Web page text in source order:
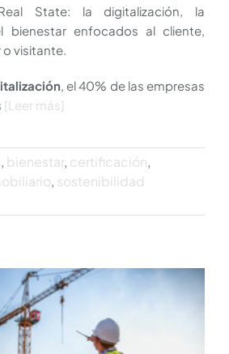
State: la digitalización, la
bienestar enfocados al cliente,
visitante.
, el 40% de las empresas
[Leer más]
, bienestar, certificación,
, sostenibilidad